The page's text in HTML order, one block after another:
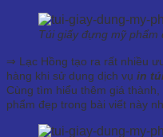
Túi giấy đựng mỹ phẩm
⇒ Lạc Hồng tạo ra rất nhiều
hàng khi sử dụng dịch vụ in
Cùng tìm hiểu thêm giá
phẩm đẹp trong bài viết này